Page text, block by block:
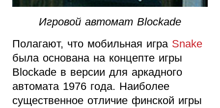
Игровой автомат Blockade
Полагают, что мобильная игра Snake
была основана на концепте игры
Blockade в версии для аркадного
автомата 1976 года. Наиболее
существенное отличие финской игры